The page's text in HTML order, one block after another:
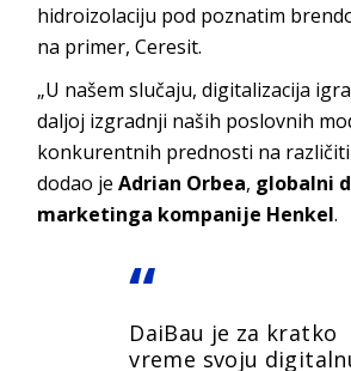
hidroizolaciju pod poznatim
na primer, Ceresit.
„U našem slučaju, digitalizacija
daljoj izgradnji naših poslovnih
konkurentnih prednosti na
dodao jeAdrian Orbea, globalni
marketinga kompanije Henkel.
DaiBau je za kratko
vreme svoju